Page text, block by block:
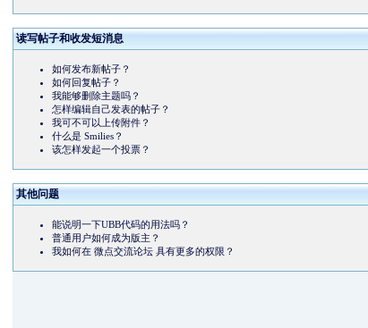
读写帖子和收发短消息
如何发布新帖子？
如何回复帖子？
我能够删除主题吗？
怎样编辑自己发表的帖子？
我可不可以上传附件？
什么是 Smilies？
该怎样发起一个投票？
其他问题
能说明一下UBB代码的用法吗？
普通用户如何成为版主？
我如何在 微点交流论坛 具有更多的权限？